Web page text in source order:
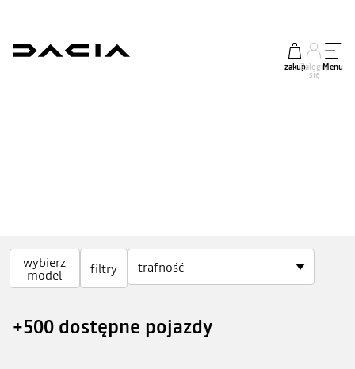
zakupZaloguj
się
Menu
wybierz
model filtry
DOWIEDZ SIĘ WIĘCEJ
+500 dostępne pojazdy